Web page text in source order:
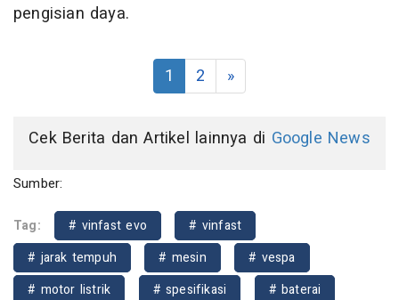
pengisian daya.
1 2 »
Cek Berita dan Artikel lainnya di Google News
Sumber:
Tag: # vinfast evo
# vinfast
# jarak tempuh
# mesin
# vespa
# motor listrik
# spesifikasi
# baterai